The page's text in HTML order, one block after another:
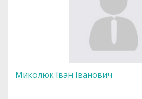
Миколюк Іван Іванович